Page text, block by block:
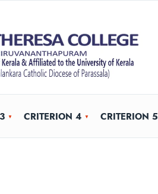
CRITERION 4 CRITERION 5